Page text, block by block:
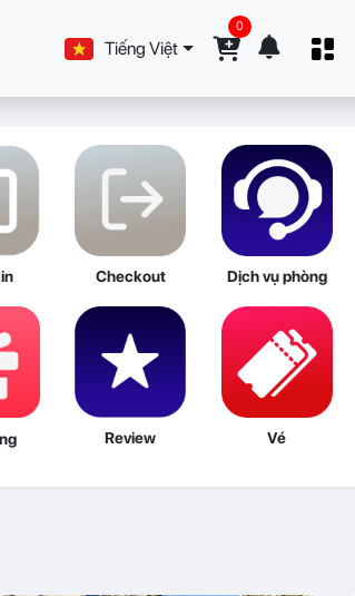
Tiếng Việt
0
Checkout Dịch vụ phòng
Review Vé